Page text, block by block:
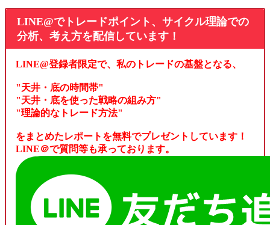
LINE@でトレードポイント、サイクル理論での
分析、考え方を配信しています！
LINE@登録者限定で、私のトレードの基盤となる、
"天井・底の時間帯"
"天井・底を使った戦略の組み方"
"理論的なトレード方法"
をまとめたレポートを無料でプレゼントしています！
LINE＠で質問等も承っております。